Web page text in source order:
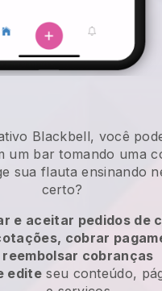
Blackbell, você
um bar tomando uma
sua flauta ensinando
certo?
e aceitar pedidos de
cobrar
reembolsar cobranças
editeseu conteúdo,